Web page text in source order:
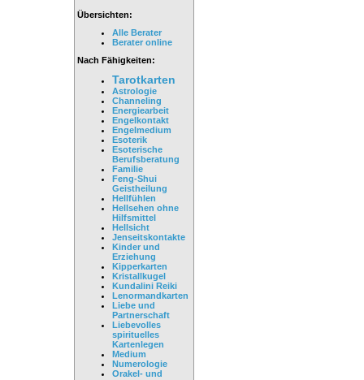
Übersichten:
Alle Berater
Berater online
Nach Fähigkeiten:
Tarotkarten
Astrologie
Channeling
Energiearbeit
Engelkontakt
Engelmedium
Esoterik
Esoterische
Berufsberatung
Familie
Feng-Shui
Geistheilung
Hellfühlen
Hellsehen ohne
Hilfsmittel
Hellsicht
Jenseitskontakte
Kinder und
Erziehung
Kipperkarten
Kristallkugel
Kundalini Reiki
Lenormandkarten
Liebe und
Partnerschaft
Liebevolles
spirituelles
Kartenlegen
Medium
Numerologie
Orakel- und